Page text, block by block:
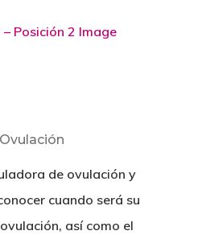
de ovulación y
cuando será su
así como el